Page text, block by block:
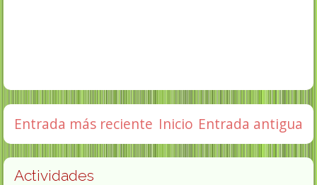
Entrada más reciente Entrada antigua
Inicio
Actividades